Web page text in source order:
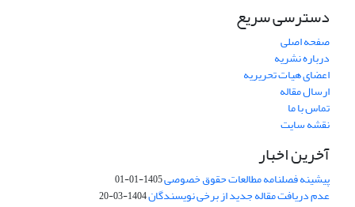
دسترسی سریع
صفحه اصلی
درباره نشریه
اعضای هیات تحریریه
ارسال مقاله
تماس با ما
نقشه سایت
آخرین اخبار
پیشینه فصلنامه مطالعات حقوق خصوصی1405-01-01
عدم دریافت مقاله جدید از برخی نویسندگان1404-03-20